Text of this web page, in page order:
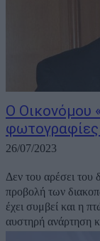
Ο Οικονόμου
26/07/2023
Δεν του αρέσει
προβολή των
έχει συμβεί και η
αυστηρή ανάρτηση